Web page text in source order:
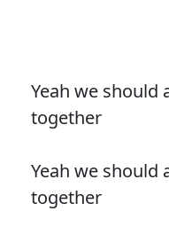
Yeah we should
together
Yeah we should
together